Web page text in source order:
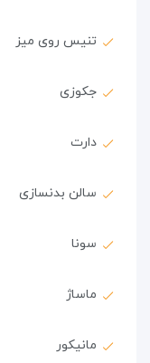
تنیس روی میز
جکوزی
دارت
سالن بدنسازی
سونا
ماساژ
مانیکور